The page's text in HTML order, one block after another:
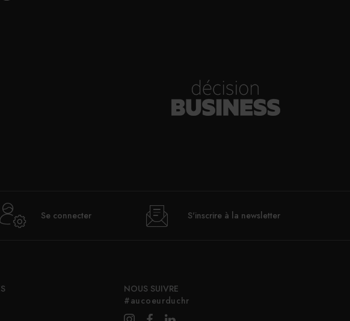
Se connecter S'inscrire à la newsletter
NOUS SUIVRE
#aucoeurduchr